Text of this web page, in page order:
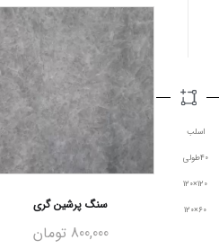
اسلب
40طولی
120×120
60×120 سنگ پرشین گری
800,000 تومان